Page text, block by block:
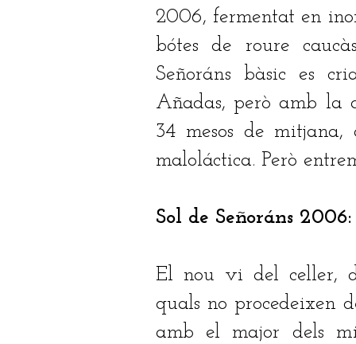
2006, fermentat en
bótes de roure
Señoráns bàsic es
Añadas, però amb la
34 mesos de
maloláctica. Però
Sol de Señoráns 2006:
El nou vi del celler,
quals no procedeixen
amb el major dels